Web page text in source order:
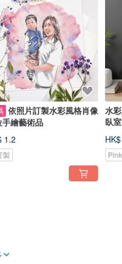
依照片訂製水彩風格肖像
手繪藝術品
1.2
製
水
臥
一个充满温暖、爱与宁静的世界。
魅力以及想象的温柔触动，希望它